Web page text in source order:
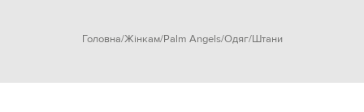
Головна Жінкам Palm Angels Одяг Штани